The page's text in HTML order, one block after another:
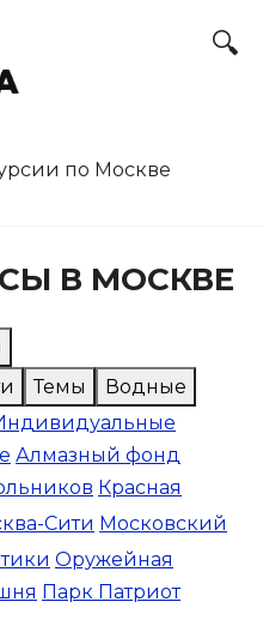
по Москве
В МОСКВЕ
Темы
Водные
Алмазный фонд
Красная
Сити Московский
Оружейная
Парк Патриот